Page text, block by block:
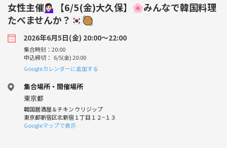
女性主催💁🏻‍♀️【6/5(金)大久保】🌸みんなで韓国料理
たべませんか？🇰🇷🥘
2026年6月5日(金) 20:00〜22:00
集合時刻：20:00
申込締切： 6/5(金) 20:00
Googleカレンダーに追加する
集合場所・開催場所
東京都
韓国居酒屋＆チキン ウリジップ
東京都新宿区北新宿１丁目１２−１３
Googleマップで表示